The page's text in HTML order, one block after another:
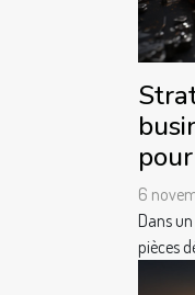
6
Dans
pièces